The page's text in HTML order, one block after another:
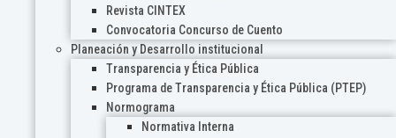
Revista CINTEX
Convocatoria Concurso de Cuento
Planeación y Desarrollo institucional
Transparencia y Ética Pública
Programa de Transparencia y Ética Pública (PTEP)
Normograma
Normativa Interna